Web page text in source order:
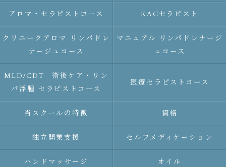
アロマ・セラピストコース KACセラピスト
クリニークアロマ リンパドレ
ナージュコース
マニュアル リンパドレナージ
ュコース
MLD/CDT 術後ケア・リン
パ浮腫 セラピストコース
医療セラピストコース
当スクールの特徴 資格
独立開業支援 セルフメディケーション
ハンドマッサージ オイル